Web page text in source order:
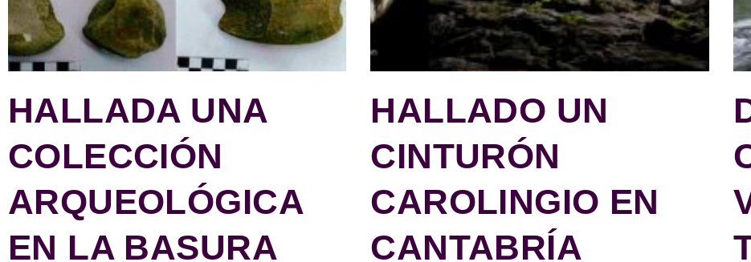
HALLADA UNA
COLECCIÓN
ARQUEOLÓGICA
EN LA BASURA
HALLADO UN
CINTURÓN
CAROLINGIO EN
CANTABRÍA